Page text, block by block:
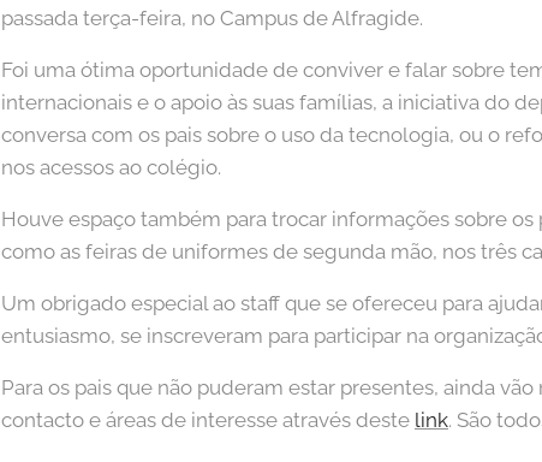
passada terça-feira, no Campus de Alfragide.
Foi uma ótima oportunidade de conviver e falar sobre
internacionais e o apoio às suas famílias, a iniciativa do
conversa com os pais sobre o uso da tecnologia, ou o
nos acessos ao colégio.
Houve espaço também para trocar informações sobre os
como as feiras de uniformes de segunda mão, nos três
Um obrigado especial ao staff que se ofereceu para
entusiasmo, se inscreveram para participar na
Para os pais que não puderam estar presentes, ainda
contacto e áreas de interesse através deste link. São